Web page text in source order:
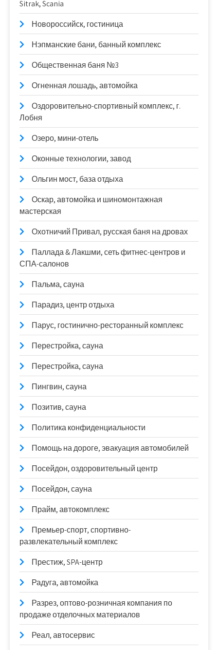
Sitrak, Scania
Новороссийск, гостиница
Нэпманские бани, банный комплекс
Общественная баня №3
Огненная лошадь, автомойка
Оздоровительно-спортивный комплекс, г.
Лобня
Озеро, мини-отель
Оконные технологии, завод
Ольгин мост, база отдыха
Оскар, автомойка и шиномонтажная
мастерская
Охотничий Привал, русская баня на дровах
Паллада & Лакшми, сеть фитнес-центров и
СПА-салонов
Пальма, сауна
Парадиз, центр отдыха
Парус, гостинично-ресторанный комплекс
Перестройка, сауна
Перестройка, сауна
Пингвин, сауна
Позитив, сауна
Политика конфиденциальности
Помощь на дороге, эвакуация автомобилей
Посейдон, оздоровительный центр
Посейдон, сауна
Прайм, автокомплекс
Премьер-спорт, спортивно-
развлекательный комплекс
Престиж, SPA-центр
Радуга, автомойка
Разрез, оптово-розничная компания по
продаже отделочных материалов
Реал, автосервис